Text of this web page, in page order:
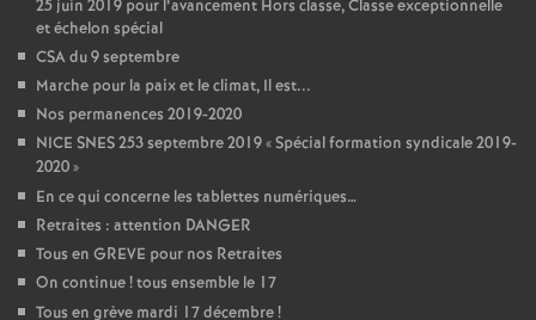
25 juin 2019 pour l’avancement Hors classe, Classe exceptionnelle
et échelon spécial
CSA du 9 septembre
Marche pour la paix et le climat, Il est...
Nos permanences 2019-2020
NICE SNES 253 septembre 2019 «Spécial formation syndicale 2019-
2020»
En ce qui concerne les tablettes numériques…
Retraites : attention DANGER
Tous en GREVE pour nos Retraites
On continue! tous ensemble le 17
Tous en grève mardi 17 décembre!